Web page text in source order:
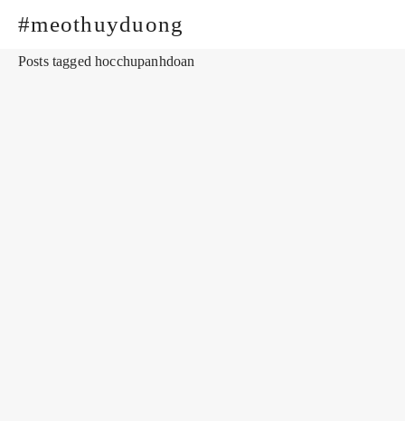
#meothuyduong
Posts tagged hocchupanhdoan